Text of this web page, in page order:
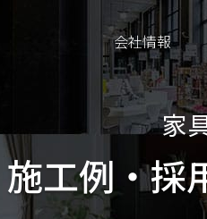
会社情報
家
施工例・採